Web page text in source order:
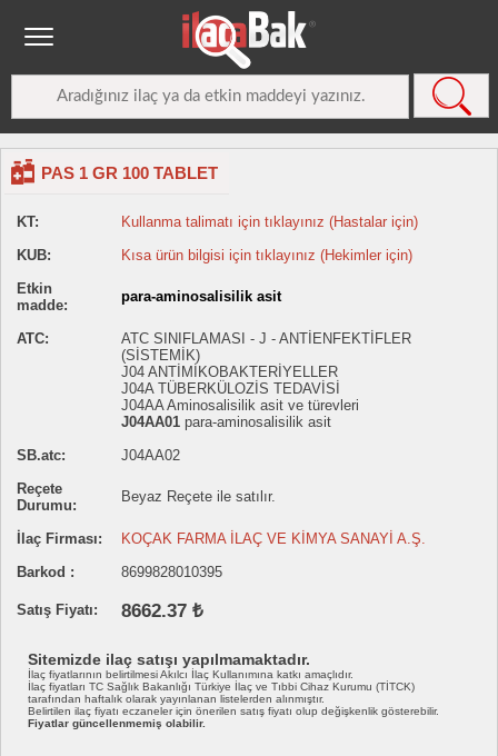
PAS 1 GR 100 TABLET
KT:
Kullanma talimatı için tıklayınız (Hastalar için)
KUB:
Kısa ürün bilgisi için tıklayınız (Hekimler için)
Etkin
madde:
para-aminosalisilik asit
ATC:
ATC SINIFLAMASI - J - ANTİENFEKTİFLER
(SİSTEMİK)
J04 ANTİMİKOBAKTERİYELLER
J04A TÜBERKÜLOZİS TEDAVİSİ
J04AA Aminosalisilik asit ve türevleri
J04AA01 para-aminosalisilik asit
SB.atc:
J04AA02
Reçete
Durumu:
Beyaz Reçete ile satılır.
İlaç Firması:
KOÇAK FARMA İLAÇ VE KİMYA SANAYİ A.Ş.
Barkod :
8699828010395
Satış Fiyatı: 8662.37 ₺
Sitemizde ilaç satışı yapılmamaktadır.
İlaç fiyatlarının belirtilmesi Akılcı İlaç Kullanımına katkı amaçlıdır.
İlaç fiyatları TC Sağlık Bakanlığı Türkiye İlaç ve Tıbbi Cihaz Kurumu (TİTCK)
tarafından haftalık olarak yayınlanan listelerden alınmıştır.
Belirtilen ilaç fiyatı eczaneler için önerilen satış fiyatı olup değişkenlik gösterebilir.
Fiyatlar güncellenmemiş olabilir.